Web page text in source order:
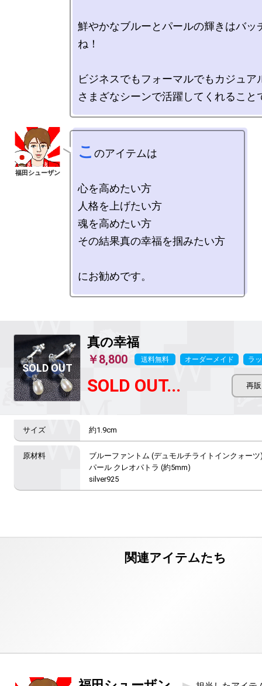
鮮やかなブルーとパールの輝きはバッ
ね！
ビジネスでもフォーマルでもカジュア
こ のアイテムは
心を高めたい方
人格を上げたい方
魂を高めたい方
その結果真の幸福を掴みたい方
真の幸福
￥8,800 送料無料 オーダーメイド ラ
SOLD OUT...
約1.9cm
ブルーファントム (デュモルチライトインクォー
パール クレオパトラ (約5mm)
silver925